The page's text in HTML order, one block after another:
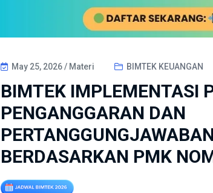
May 25, 2026 / Materi BIMTEK KEUANGAN
BIMTEK IMPLEMENTASI
PENGANGGARAN DAN
BERDASARKAN PMK